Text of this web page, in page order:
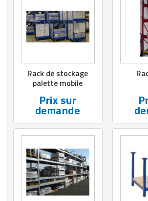
Rack de stockage
palette mobile
Prix sur
demande